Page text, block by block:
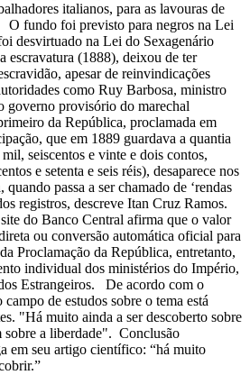
italianos, para as lavouras de
O fundo foi previsto para negros na Lei
desvirtuado na Lei do Sexagenário
escravatura (1888), deixou de ter
apesar de reinvindicações
como Ruy Barbosa, ministro
governo provisório do marechal
da República, proclamada em
que em 1889 guardava a quantia
seiscentos e vinte e dois contos,
e setenta e seis réis), desaparece nos
passa a ser chamado de ‘rendas
registros, descreve Itan Cruz Ramos.
do Banco Central afirma que o valor
ou conversão automática oficial para
Proclamação da República, entretanto,
individual dos ministérios do Império,
Estrangeiros. De acordo com o
de estudos sobre o tema está
"Há muito ainda a ser descoberto sobre
sobre a liberdade". Conclusão
em seu artigo científico: “há muito